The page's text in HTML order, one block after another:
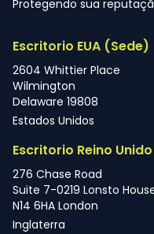
Protegendo sua
Escritorio EUA (Sede)
2604 Whittier Place
Wilmington
Delaware 19808
Estados Unidos
Escritorio Reino Unido
276 Chase Road
Suite 7-0219 Lonsto
N14 6HA London
Inglaterra